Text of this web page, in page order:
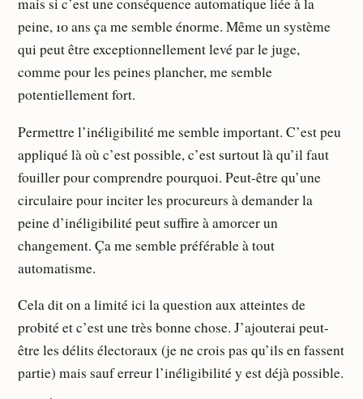
mais si c’est une conséquence automatique liée à la
peine, 10 ans ça me semble énorme. Même un système
qui peut être exceptionnellement levé par le juge,
comme pour les peines plancher, me semble
potentiellement fort.
Permettre l’inéligibilité me semble important. C’est peu
appliqué là où c’est possible, c’est surtout là qu’il faut
fouiller pour comprendre pourquoi. Peut-être qu’une
circulaire pour inciter les procureurs à demander la
peine d’inéligibilité peut suffire à amorcer un
changement. Ça me semble préférable à tout
automatisme.
Cela dit on a limité ici la question aux atteintes de
probité et c’est une très bonne chose. J’ajouterai peut-
être les délits électoraux (je ne crois pas qu’ils en fassent
partie) mais sauf erreur l’inéligibilité y est déjà possible.